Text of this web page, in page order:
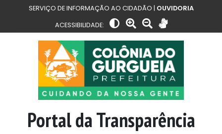
SERVIÇO DE INFORMAÇÃO AO CIDADÃO | OUVIDORIA
ACESSIBILIDADE:
Portal da Transparência